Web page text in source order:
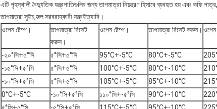
এটি গৃহস্থালী বৈদ্যুতিক যন্ত্রপাতিগুলির জন্য তাপমাত্রা নিয়ন্ত্রণ হিসাবে ব্যবহৃত হয় এবং কফি
তাপমাত্রা সুইচ,জল সরবরাহকারী যন্ত্রইত্যাদি।
ওপেন টেম্প।
তাপমাত্রা রিসেট
করুন।
ওপেন টেম্প। তাপমাত্রা রিসেট করুন। ওপেন
-২০°সি+৫°সি
৫°সি+৫°সি 95°C+-5°C 80°C+-5°C
-১৫°সি+৫°সি
৫°সি+৫°সি 100°C+-5°C 80°C+-10°C
-১০°সি+৫°সি
৫°সি+৫°সি 105°C+-5°C 85°C+-10°C
0°C+-5°C
-১০°সি+৫°সি ১১০°সি+-৫°সি 90°C+-10°C